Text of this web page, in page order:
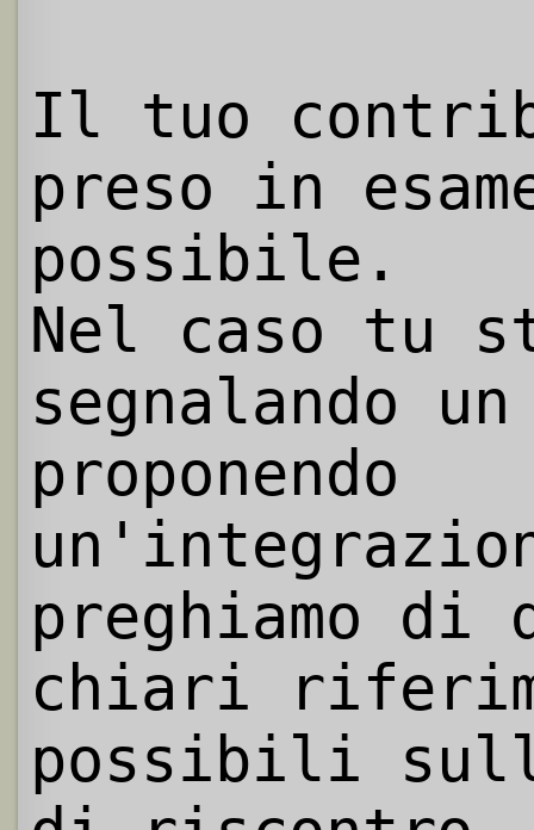
Il tuo
preso in
possibile.
Nel caso tu
segnalando
proponendo
preghiamo
chiari
possibili